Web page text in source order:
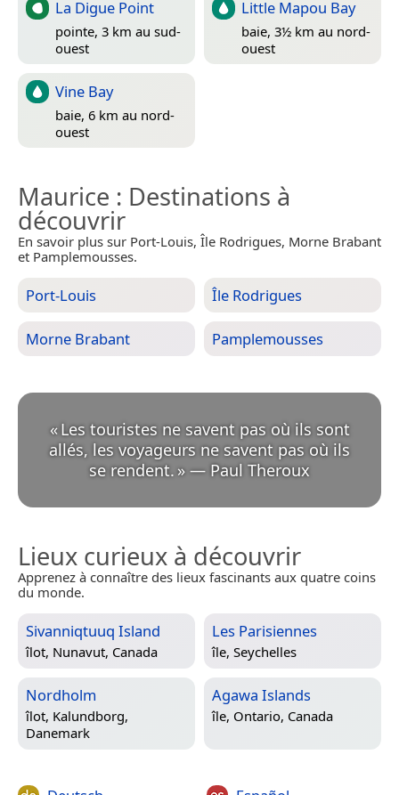
La Digue Point
pointe, 3 km au sud-
ouest
Little Mapou Bay
baie, 3½ km au nord-
ouest
Vine Bay
baie, 6 km au nord-
ouest
Maurice : Destinations à
découvrir
En savoir plus sur Port-Louis, Île Rodrigues, Morne Brabant
et Pamplemousses.
Port-Louis Île Rodrigues
Morne Brabant Pamplemousses
«Les touristes ne savent pas où ils sont
allés, les voyageurs ne savent pas où ils
se rendent. » — Paul Theroux
Lieux curieux à découvrir
Apprenez à connaître des lieux fascinants aux quatre coins
du monde.
Sivanniqtuuq Island
îlot, Nunavut, Canada
Les Parisiennes
île, Seychelles
Nordholm
îlot, Kalundborg,
Danemark
Agawa Islands
île, Ontario, Canada